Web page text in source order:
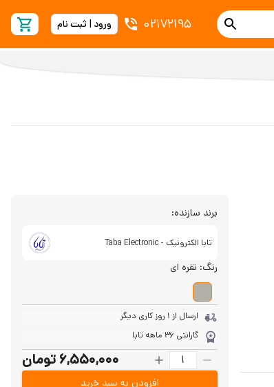
02172195 ورود | ثبت نام
برند سازنده:
تابا الکترونیک - Taba Electronic
رنگ: نقره ای
ارسال از 1 روز کاری دیگر
گارانتی 36 ماهه تابا
6,550,000 تومان
افزودن به سبد خرید